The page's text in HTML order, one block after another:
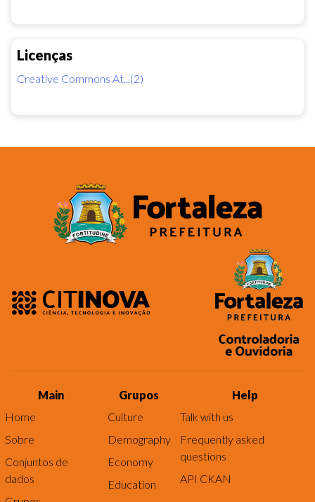
Licenças
Creative Commons At...(2)
Main
Home
Sobre
Conjuntos de
dados
Grupos
Culture
Demography
Economy
Education
Help
Talk with us
Frequently asked
questions
API CKAN